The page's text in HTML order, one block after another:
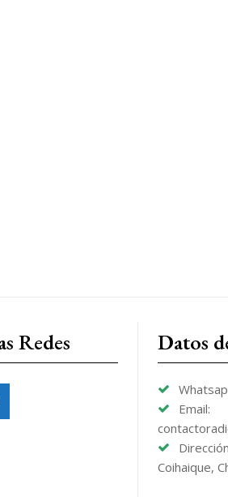
Redes Datos
Email:
Coihaique,